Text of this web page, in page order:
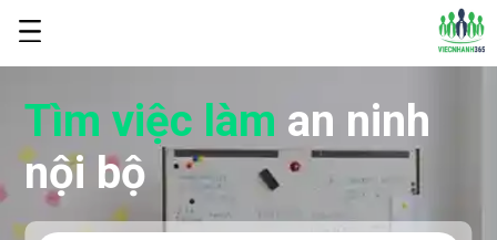
Tìm việc làm an ninh
nội bộ